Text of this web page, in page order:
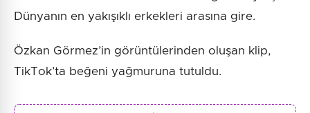
Dünyanın en yakışıklı erkekleri arasına gire.
Özkan Görmez’in görüntülerinden oluşan klip,
TikTok’ta beğeni yağmuruna tutuldu.